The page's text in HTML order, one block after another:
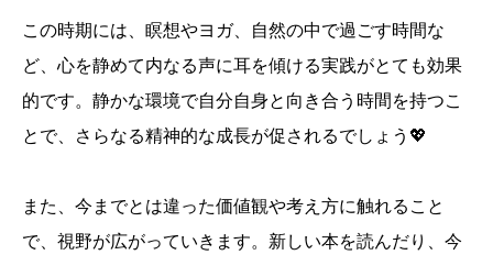
この時期には、瞑想やヨガ、自然の中で過ごす時間な
ど、心を静めて内なる声に耳を傾ける実践がとても効果
的です。静かな環境で自分自身と向き合う時間を持つこ
とで、さらなる精神的な成長が促されるでしょう💖
また、今までとは違った価値観や考え方に触れること
で、視野が広がっていきます。新しい本を読んだり、今